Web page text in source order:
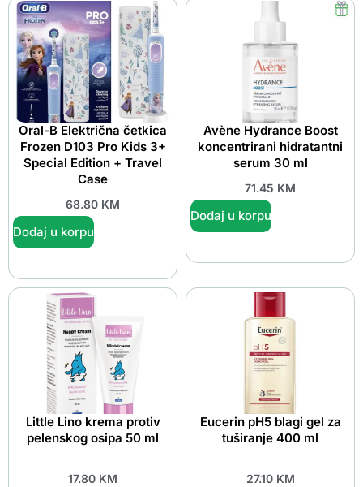
Oral-B Električna četkica
Frozen D103 Pro Kids 3+
Special Edition + Travel
Case
68.80 KM
Dodaj u korpu
Avène Hydrance Boost
koncentrirani hidratantni
serum 30 ml
71.45 KM
Dodaj u korpu
Little Lino krema protiv
pelenskog osipa 50 ml
17.80 KM
Eucerin pH5 blagi gel za
tuširanje 400 ml
27.10 KM